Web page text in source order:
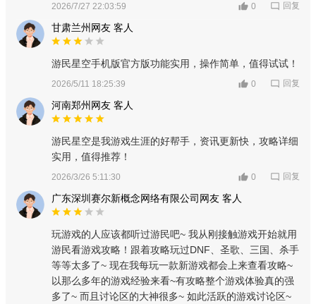
2026/7/27 22:03:59 0 回复
甘肃兰州网友 客人
游民星空手机版官方版功能实用，操作简单，值得试试！
2026/5/11 18:25:39 0 回复
河南郑州网友 客人
游民星空是我游戏生涯的好帮手，资讯更新快，攻略详细
实用，值得推荐！
2026/3/26 5:11:30 0 回复
广东深圳赛尔新概念网络有限公司网友 客人
玩游戏的人应该都听过游民吧~ 我从刚接触游戏开始就用
游民看游戏攻略！跟着攻略玩过DNF、圣歌、三国、杀手
等等太多了~ 现在我每玩一款新游戏都会上来查看攻略~
以那么多年的游戏经验来看~有攻略整个游戏体验真的强
多了~ 而且讨论区的大神很多~ 如此活跃的游戏讨论区~